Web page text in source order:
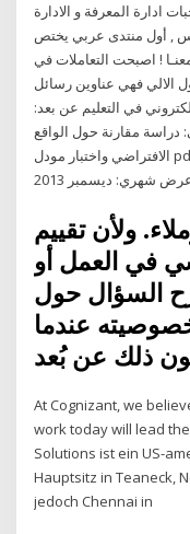
ادارة المعرفة و الادارة
, أول منتدى عربي يختص
! اصبحت التعاملات في
الالي فهي عناوين رسائل
في التعليم عن بعد:
دراسة مقارنة حول الواقع
الافتراضي واختبار مودل pdf التقويم الافتراضي: عرض اليوم: عرض
ولأن تقييم
في العمل أو
السؤال حول
عندما
At Cognizant, we
work today will lead
Solutions ist ein US-
Hauptsitz in Teaneck,
jedoch Chennai in